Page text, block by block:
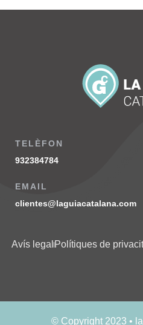
TELÈFON
932384784
EMAIL
clientes@laguiacatalana.com
Avís legal Polítiques de
© Copyright 2023 •